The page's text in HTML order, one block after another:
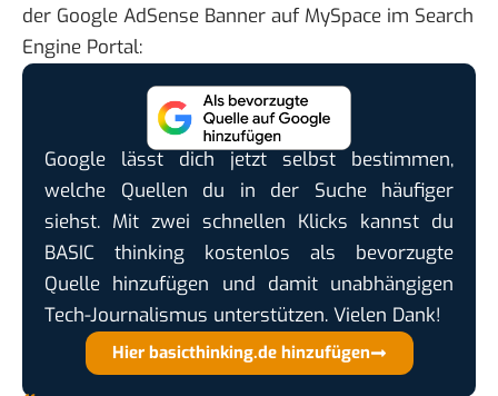
der Google AdSense Banner auf MySpace im Search
Engine Portal:
Google lässt dich jetzt selbst bestimmen,
welche Quellen du in der Suche häufiger
siehst. Mit zwei schnellen Klicks kannst du
BASIC thinking kostenlos als bevorzugte
Quelle hinzufügen und damit unabhängigen
Tech-Journalismus unterstützen. Vielen Dank!
Hier basicthinking.de hinzufügen